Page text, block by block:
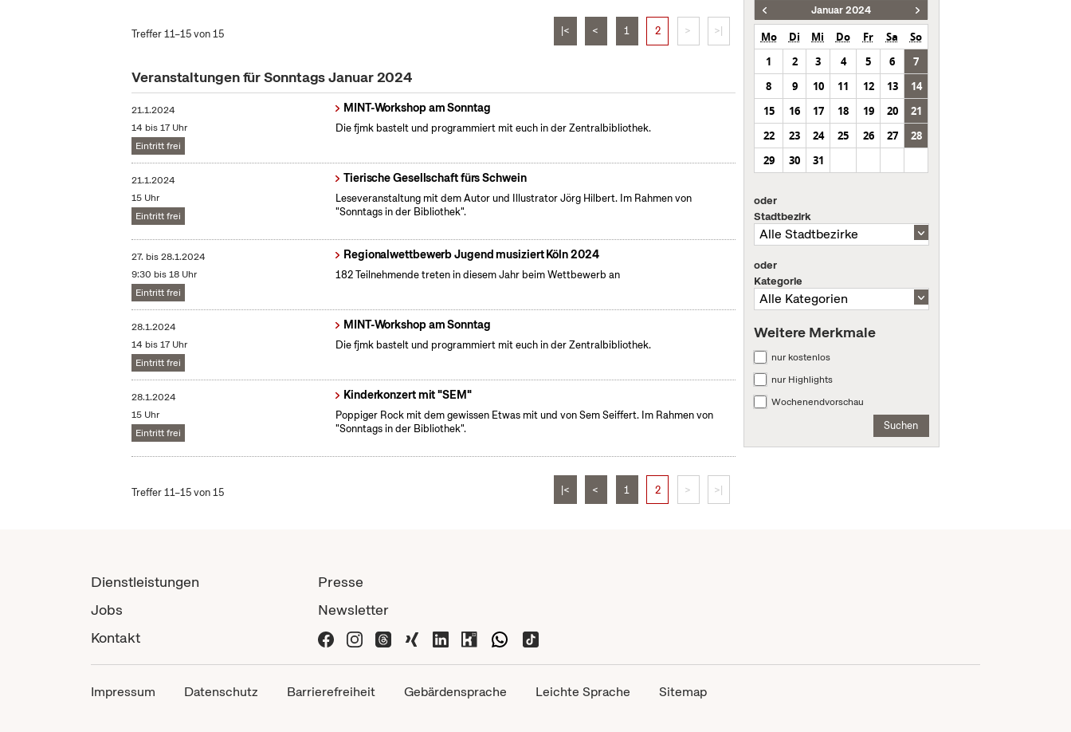
Treffer 11–15 von 15 |< < 1 2 > >|
Veranstaltungen für Sonntags Januar 2024
21.1.2024
14 bis 17 Uhr
Eintritt frei
MINT-Workshop am Sonntag
Die fjmk bastelt und programmiert mit euch in der Zentralbibliothek.
21.1.2024
15 Uhr
Eintritt frei
Tierische Gesellschaft fürs Schwein
Leseveranstaltung mit dem Autor und Illustrator Jörg Hilbert. Im Rahmen von
"Sonntags in der Bibliothek".
27. bis28.1.2024
9:30 bis 18 Uhr
Eintritt frei
Regionalwettbewerb Jugend musiziert Köln 2024
182 Teilnehmende treten in diesem Jahr beim Wettbewerb an
28.1.2024
14 bis 17 Uhr
Eintritt frei
MINT-Workshop am Sonntag
Die fjmk bastelt und programmiert mit euch in der Zentralbibliothek.
28.1.2024
15 Uhr
Eintritt frei
Kinderkonzert mit "SEM"
Poppiger Rock mit dem gewissen Etwas mit und von Sem Seiffert. Im Rahmen von
"Sonntags in der Bibliothek".
Treffer 11–15 von 15 |< < 1 2 > >|
Januar 2024
Mo Di Mi Do Fr Sa
So
1
2 3 4 5 6
7
8
9 10 11 12 13
14
15
16 17 18 19 20
21
22
23 24 25 26 27
28
29
30 31
oder
Stadtbezirk
oder
Kategorie
Weitere Merkmale
nur kostenlos
nur Highlights
Wochenendvorschau
Suchen
Dienstleistungen
Jobs
Kontakt
Presse
Newsletter
Impressum Datenschutz Barrierefreiheit Gebärdensprache Leichte Sprache Sitemap